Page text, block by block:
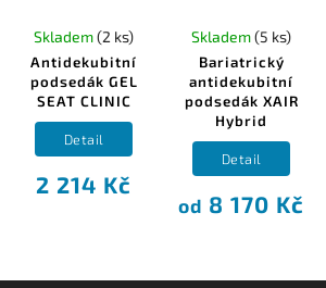
Antidekubitní
podsedák GEL
SEAT CLINIC
Skladem(2 ks)
2 214 Kč
Detail
Bariatrický
antidekubitní
podsedák XAIR
Hybrid
Skladem(5 ks)
od 8 170 Kč
Detail